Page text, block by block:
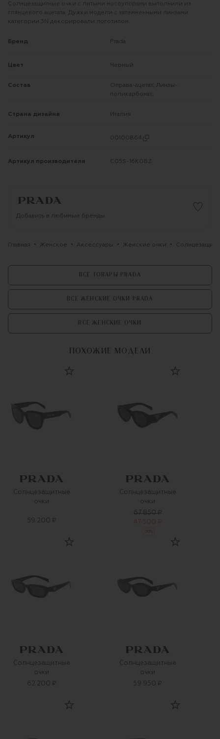
Солнцезащитные очки с литыми носоупорами выполнили из
глянцевого ацетата. Дужки модели с затемненными линзами
категории 3N декорировали логотипом.
Бренд Prada
Цвет Черный
Состав
Оправа-ацетат; Линзы-
поликарбонат;
Страна дизайна Италия
Артикул 00100864
Артикул производителя C05S-16K08Z
Добавить в любимые бренды
Главная Женское Аксессуары Женские очки
ВСЕ ТОВАРЫ PRADA
ВСЕ ЖЕНСКИЕ ОЧКИ PRADA
ВСЕ ЖЕНСКИЕ ОЧКИ
ПОХОЖИЕ МОДЕЛИ
Солнцезащитные
очки
59 200 ₽
Солнцезащитные
очки
67 850 ₽
47 500 ₽
%
Солнцезащитные
очки
62 200 ₽
Солнцезащитные
очки
59 950 ₽